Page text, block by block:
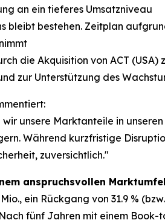
an ein tieferes Umsatzniveau
bleibt bestehen. Zeitplan
die Akquisition von ACT
zur Unterstützung des
unsere Marktanteile in
Während kurzfristige
zuversichtlich."
anspruchsvollen
ein Rückgang von 31.9 % (bzw.
fünf Jahren mit einem